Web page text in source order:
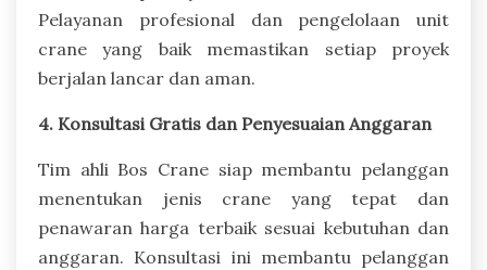
Pelayanan profesional dan pengelolaan unit
crane yang baik memastikan setiap proyek
berjalan lancar dan aman.
4. Konsultasi Gratis dan Penyesuaian Anggaran
Tim ahli Bos Crane siap membantu pelanggan
menentukan jenis crane yang tepat dan
penawaran harga terbaik sesuai kebutuhan dan
anggaran. Konsultasi ini membantu pelanggan